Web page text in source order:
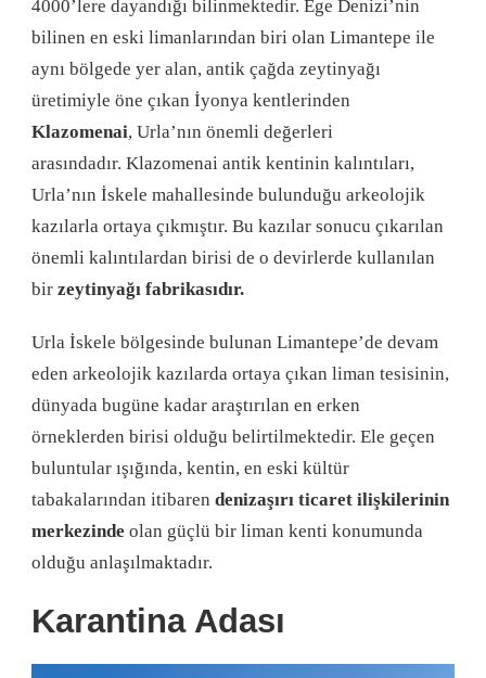
4000’lere dayandığı bilinmektedir. Ege Denizi’nin
bilinen en eski limanlarından biri olan Limantepe ile
aynı bölgede yer alan, antik çağda zeytinyağı
üretimiyle öne çıkan İyonya kentlerinden
Klazomenai, Urla’nın önemli değerleri
arasındadır. Klazomenai antik kentinin kalıntıları,
Urla’nın İskele mahallesinde bulunduğu arkeolojik
kazılarla ortaya çıkmıştır. Bu kazılar sonucu çıkarılan
önemli kalıntılardan birisi de o devirlerde kullanılan
bir zeytinyağı fabrikasıdır.
Urla İskele bölgesinde bulunan Limantepe’de devam
eden arkeolojik kazılarda ortaya çıkan liman tesisinin,
dünyada bugüne kadar araştırılan en erken
örneklerden birisi olduğu belirtilmektedir. Ele geçen
buluntular ışığında, kentin, en eski kültür
tabakalarından itibaren denizaşırı ticaret ilişkilerinin
merkezinde olan güçlü bir liman kenti konumunda
olduğu anlaşılmaktadır.
Karantina Adası